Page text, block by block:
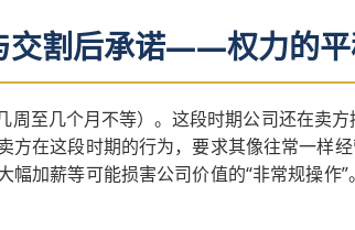
交割后承诺——权力的
至几个月不等）。这段时期公司还在卖方
在这段时期的行为，要求其像往常一样
加薪等可能损害公司价值的“非常规操作”